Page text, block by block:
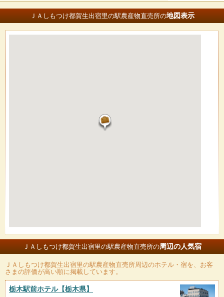
ＪＡしもつけ都賀生出宿里の駅農産物直売所の地図表示
ＪＡしもつけ都賀生出宿里の駅農産物直売所の周辺の人気宿
ＪＡしもつけ都賀生出宿里の駅農産物直売所周辺のホテル・宿を、お客
さまの評価が高い順に掲載しています。
栃木駅前ホテル【栃木県】